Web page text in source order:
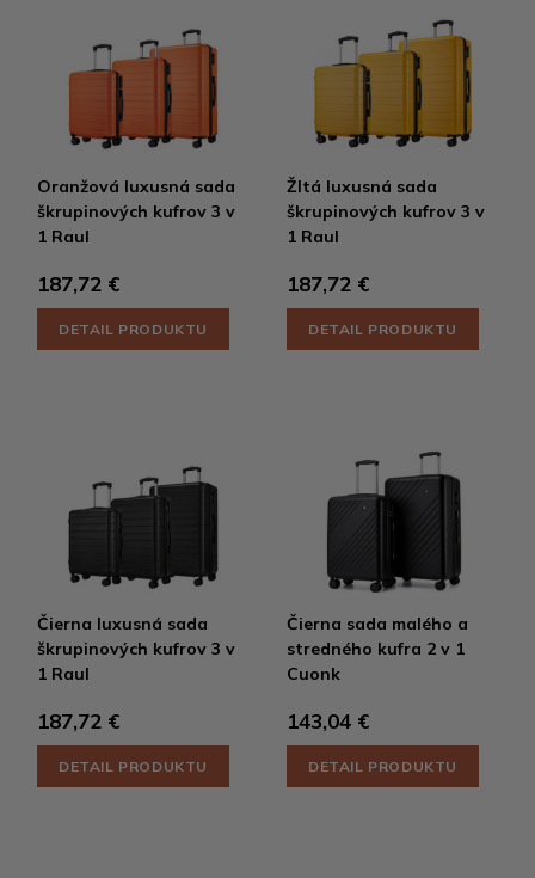
Oranžová luxusná sada
škrupinových kufrov 3 v
1 Raul
187,72 €
DETAIL PRODUKTU
Žltá luxusná sada
škrupinových kufrov 3 v
1 Raul
187,72 €
DETAIL PRODUKTU
Čierna luxusná sada
škrupinových kufrov 3 v
1 Raul
187,72 €
DETAIL PRODUKTU
Čierna sada malého a
stredného kufra 2 v 1
Cuonk
143,04 €
DETAIL PRODUKTU